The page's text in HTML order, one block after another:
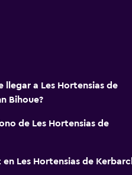
llegar a Les Hortensias de
Bihoue?
de Les Hortensias de
Les Hortensias de